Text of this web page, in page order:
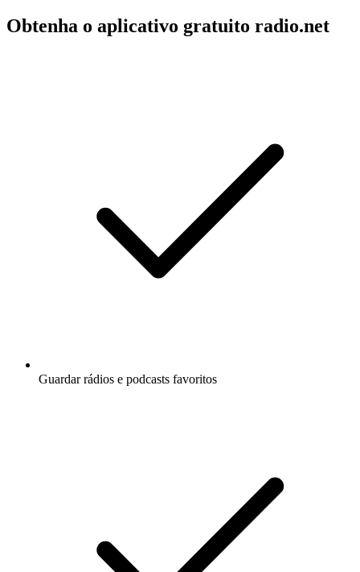
Obtenha o aplicativo gratuito radio.net
Guardar rádios e podcasts favoritos